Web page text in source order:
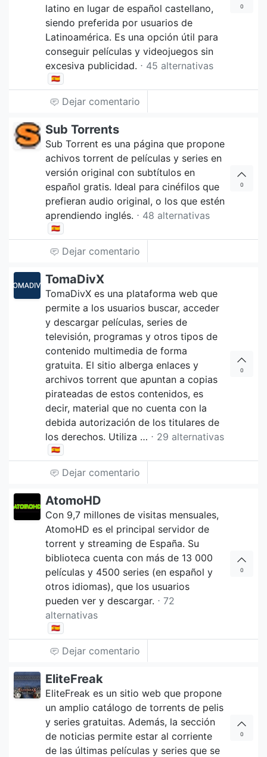
latino en lugar de español castellano,
siendo preferida por usuarios de
Latinoamérica. Es una opción útil para
conseguir películas y videojuegos sin
excesiva publicidad. ⋅ 45 alternativas
🇪🇸
0
Dejar comentario
Sub Torrents
Sub Torrent es una página que propone
achivos torrent de películas y series en
versión original con subtítulos en
español gratis. Ideal para cinéfilos que
prefieran audio original, o los que estén
aprendiendo inglés. ⋅ 48 alternativas
🇪🇸
0
Dejar comentario
TomaDivX
TomaDivX es una plataforma web que
permite a los usuarios buscar, acceder
y descargar películas, series de
televisión, programas y otros tipos de
contenido multimedia de forma
gratuita. El sitio alberga enlaces y
archivos torrent que apuntan a copias
pirateadas de estos contenidos, es
decir, material que no cuenta con la
debida autorización de los titulares de
los derechos. Utiliza … ⋅ 29 alternativas
🇪🇸
0
Dejar comentario
AtomoHD
Con 9,7 millones de visitas mensuales,
AtomoHD es el principal servidor de
torrent y streaming de España. Su
biblioteca cuenta con más de 13 000
películas y 4500 series (en español y
otros idiomas), que los usuarios
pueden ver y descargar. ⋅ 72
alternativas
🇪🇸
0
Dejar comentario
EliteFreak
EliteFreak es un sitio web que propone
un amplio catálogo de torrents de pelis
y series gratuitas. Además, la sección
de noticias permite estar al corriente
de las últimas películas y series que se
0